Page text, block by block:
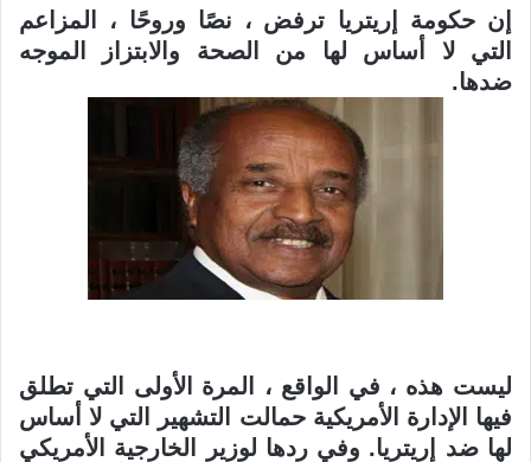
إن حكومة إريتريا ترفض ، نصًا وروحًا ، المزاعم
التي لا أساس لها من الصحة والابتزاز
الموجه
ضدها.
ليست هذه ، في الواقع ، المرة الأولى التي تطلق
فيها الإدارة الأمريكية حمالت التشهير التي لا أساس
لها ضد إريتريا. وفي ردها لوزير الخارجية الأمريكي